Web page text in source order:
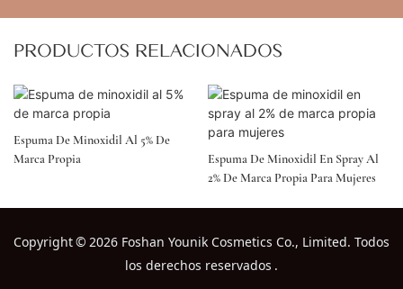
PRODUCTOS RELACIONADOS
Espuma De Minoxidil Al 5% De
Marca Propia
Espuma De Minoxidil En Spray Al
2% De Marca Propia Para Mujeres
Copyright© 2026 Foshan Younik Cosmetics Co., Limited. Todos
los derechos reservados .